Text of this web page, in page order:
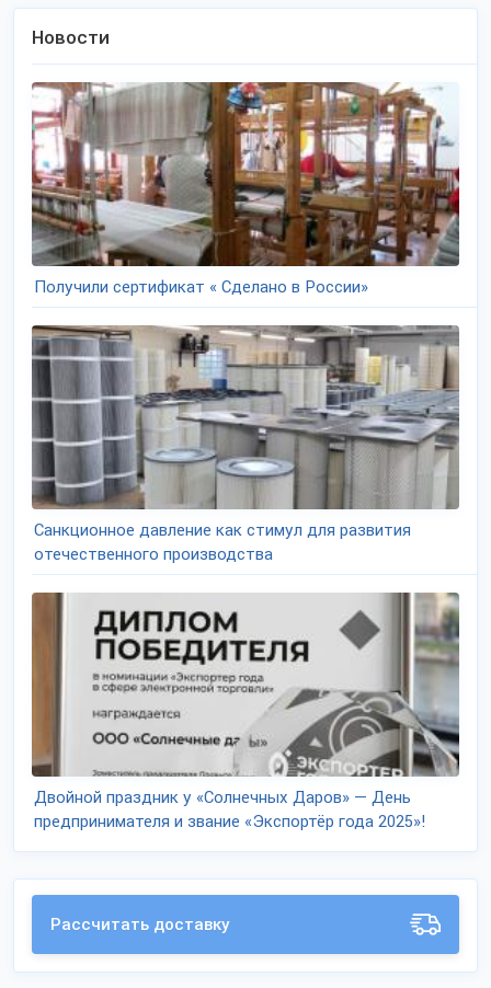
Новости
Получили сертификат « Сделано в России»
Санкционное давление как стимул для развития
отечественного производства
Двойной праздник у «Солнечных Даров» — День
предпринимателя и звание «Экспортёр года 2025»!
Рассчитать доставку